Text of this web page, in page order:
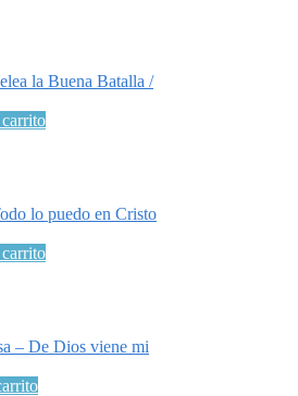
la Buena Batalla /
lo puedo en Cristo
– De Dios viene mi